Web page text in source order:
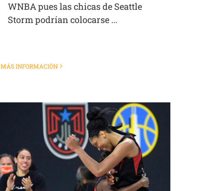
WNBA pues las chicas de Seattle
Storm podrían colocarse ...
MÁS INFORMACIÓN